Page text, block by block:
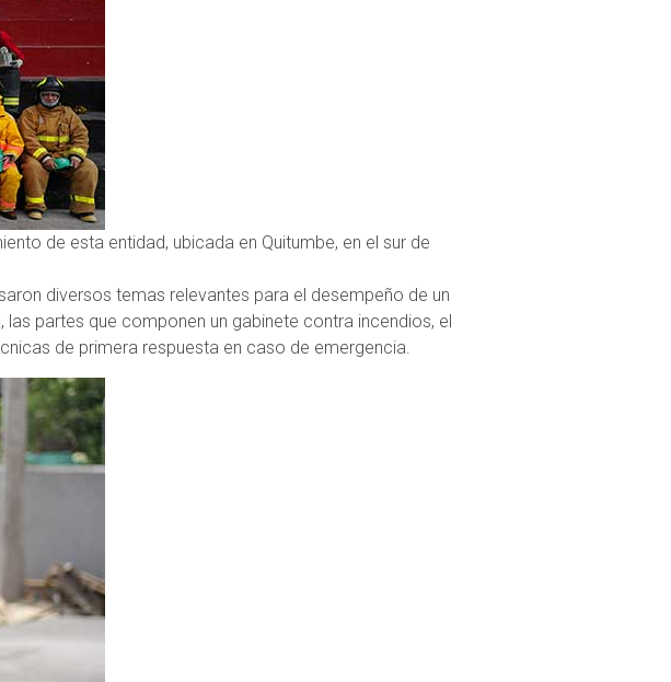
de esta entidad, ubicada en Quitumbe, en el sur de
diversos temas relevantes para el desempeño de un
partes que componen un gabinete contra incendios, el
de primera respuesta en caso de emergencia.